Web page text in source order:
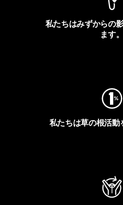
私たちはみずからの
ます。
私たちは草の根活動